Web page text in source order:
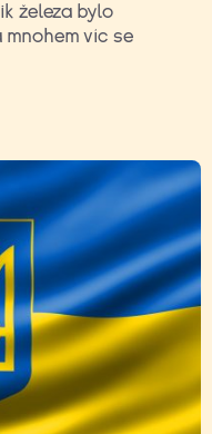
železa bylo
víc se